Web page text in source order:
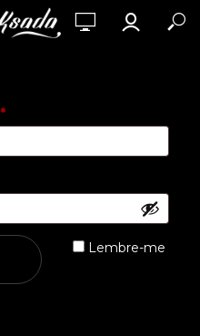
*Obrigatório
Lembre-me